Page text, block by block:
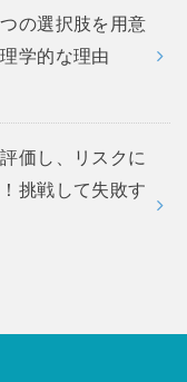
の選択肢を用意
学的な理由
価し、リスクに
挑戦して失敗す